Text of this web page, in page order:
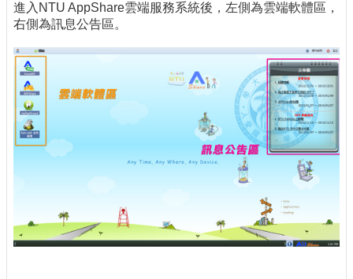
進入NTU AppShare雲端服務系統後，左側為雲端軟體區，
右側為訊息公告區。